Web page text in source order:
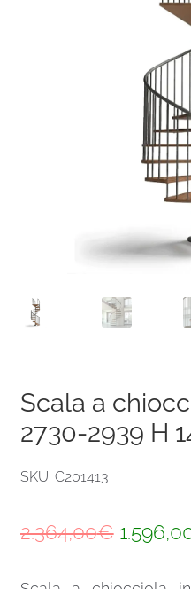
Scala a
2730-2939 H
SKU: C201413
2.364,00€ Il